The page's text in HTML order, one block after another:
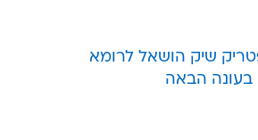
שיק הושאל לרומא
בעונה הבאה